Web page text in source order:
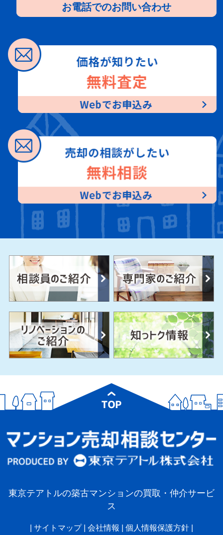
お電話でのお問い合わせ
東京テアトルの築古マンションの買取・仲介サービ
ス
サイトマップ 会社情報 個人情報保護方針|